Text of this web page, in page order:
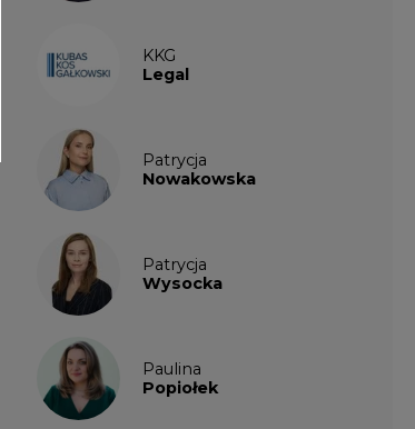
KKG
Legal
Patrycja
Nowakowska
Patrycja
Wysocka
Paulina
Popiołek